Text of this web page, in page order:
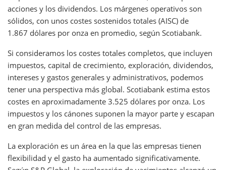
acciones y los dividendos. Los márgenes operativos son
sólidos, con unos costes sostenidos totales (AISC) de
1.867 dólares por onza en promedio, según Scotiabank.
Si consideramos los costes totales completos, que incluyen
impuestos, capital de crecimiento, exploración, dividendos,
intereses y gastos generales y administrativos, podemos
tener una perspectiva más global. Scotiabank estima estos
costes en aproximadamente 3.525 dólares por onza. Los
impuestos y los cánones suponen la mayor parte y escapan
en gran medida del control de las empresas.
La exploración es un área en la que las empresas tienen
flexibilidad y el gasto ha aumentado significativamente.